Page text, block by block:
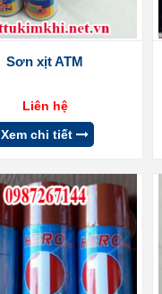
Sơn xịt ATM
Liên hệ
Xem chi tiết